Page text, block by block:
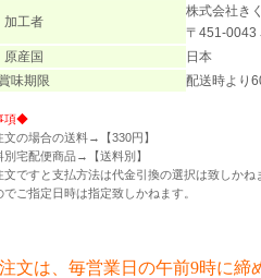
加工者
株式会社き
〒451-0043
原産国
日本
味期限
配送時より
項◆
文の場合の送料→【330円】
別宅配便商品→【送料別】
文ですと支払方法は代金引換の選択は致しかね
ご指定日時は指定致しかねます。
文は、毎営業日の午前9時に締